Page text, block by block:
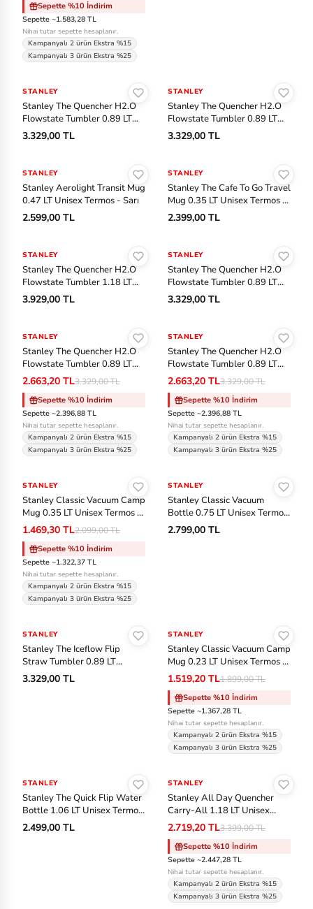
Ja
ns
p
La
co
e
M
re
ll
N
w
B
al
an
ce
Ni
A
cc
O
ak
le
y
u
m
a
o
n
Sepette %10 İndirim
Sepette ~1.583,28 TL
Nihai tutar sepette hesaplanır.
Kampanyalı 2 ürün Ekstra %15
Kampanyalı 3 ürün Ekstra %25
STANLEY
Stanley The Quencher H2.O
Flowstate Tumbler 0.89 LT
Unisex Termos - Siyah
3.329,00 TL
STANLEY
Stanley The Quencher H2.O
Flowstate Tumbler 0.89 LT
Unisex Termos - Beyaz
3.329,00 TL
STANLEY
Stanley Aerolight Transit Mug
0.47 LT Unisex Termos - Sarı
2.599,00 TL
STANLEY
Stanley The Cafe To Go Travel
Mug 0.35 LT Unisex Termos -
Gri
2.399,00 TL
STANLEY
Stanley The Quencher H2.O
Flowstate Tumbler 1.18 LT
Unisex Termos - Mavi
3.929,00 TL
STANLEY
Stanley The Quencher H2.O
Flowstate Tumbler 0.89 LT
Unisex Termos - Sarı
3.329,00 TL
-%20
STANLEY
Stanley The Quencher H2.O
Flowstate Tumbler 0.89 LT
Unisex Termos - Lacivert
2.663,20 TL3.329,00 TL
Sepette %10 İndirim
Sepette ~2.396,88 TL
Nihai tutar sepette hesaplanır.
Kampanyalı 2 ürün Ekstra %15
Kampanyalı 3 ürün Ekstra %25
-%20
STANLEY
Stanley The Quencher H2.O
Flowstate Tumbler 0.89 LT
Unisex Termos - Gri
2.663,20 TL3.329,00 TL
Sepette %10 İndirim
Sepette ~2.396,88 TL
Nihai tutar sepette hesaplanır.
Kampanyalı 2 ürün Ekstra %15
Kampanyalı 3 ürün Ekstra %25
-%30
STANLEY
Stanley Classic Vacuum Camp
Mug 0.35 LT Unisex Termos -
Bej
1.469,30 TL2.099,00 TL
Sepette %10 İndirim
Sepette ~1.322,37 TL
Nihai tutar sepette hesaplanır.
Kampanyalı 2 ürün Ekstra %15
Kampanyalı 3 ürün Ekstra %25
STANLEY
Stanley Classic Vacuum
Bottle 0.75 LT Unisex Termos
- Siyah
2.799,00 TL
STANLEY
Stanley The Iceflow Flip
Straw Tumbler 0.89 LT
Unisex Termos - Haki
3.329,00 TL
-%20
STANLEY
Stanley Classic Vacuum Camp
Mug 0.23 LT Unisex Termos -
Gri
1.519,20 TL1.899,00 TL
Sepette %10 İndirim
Sepette ~1.367,28 TL
Nihai tutar sepette hesaplanır.
Kampanyalı 2 ürün Ekstra %15
Kampanyalı 3 ürün Ekstra %25
STANLEY
Stanley The Quick Flip Water
Bottle 1.06 LT Unisex Termos
- Pembe
2.499,00 TL
-%20
STANLEY
Stanley All Day Quencher
Carry-All 1.18 LT Unisex
Termos Askısı - Mor
2.719,20 TL3.399,00 TL
Sepette %10 İndirim
Sepette ~2.447,28 TL
Nihai tutar sepette hesaplanır.
Kampanyalı 2 ürün Ekstra %15
Kampanyalı 3 ürün Ekstra %25